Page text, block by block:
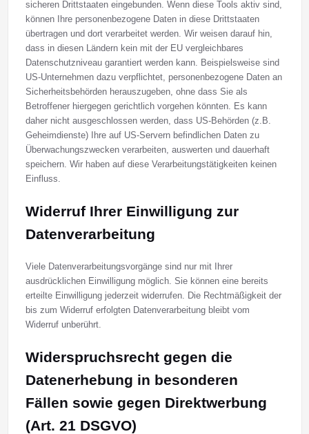
sicheren Drittstaaten eingebunden. Wenn diese Tools aktiv sind,
können Ihre personenbezogene Daten in diese Drittstaaten
übertragen und dort verarbeitet werden. Wir weisen darauf hin,
dass in diesen Ländern kein mit der EU vergleichbares
Datenschutzniveau garantiert werden kann. Beispielsweise sind
US-Unternehmen dazu verpflichtet, personenbezogene Daten an
Sicherheitsbehörden herauszugeben, ohne dass Sie als
Betroffener hiergegen gerichtlich vorgehen könnten. Es kann
daher nicht ausgeschlossen werden, dass US-Behörden (z.B.
Geheimdienste) Ihre auf US-Servern befindlichen Daten zu
Überwachungszwecken verarbeiten, auswerten und dauerhaft
speichern. Wir haben auf diese Verarbeitungstätigkeiten keinen
Einfluss.
Widerruf Ihrer Einwilligung zur
Datenverarbeitung
Viele Datenverarbeitungsvorgänge sind nur mit Ihrer
ausdrücklichen Einwilligung möglich. Sie können eine bereits
erteilte Einwilligung jederzeit widerrufen. Die Rechtmäßigkeit der
bis zum Widerruf erfolgten Datenverarbeitung bleibt vom
Widerruf unberührt.
Widerspruchsrecht gegen die
Datenerhebung in besonderen
Fällen sowie gegen Direktwerbung
(Art. 21 DSGVO)